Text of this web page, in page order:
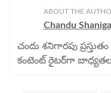
ABOUT THE
Chandu
చందు శనిగారపు
కంటెంట్ రైట‌ర్‌గా